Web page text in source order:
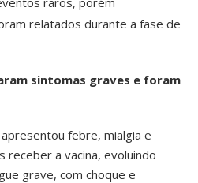
relatados durante a fase de
sintomas graves e foram
febre, mialgia e
receber a vacina, evoluindo
grave, com choque e